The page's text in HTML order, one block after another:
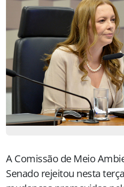
A Comissão de Meio
Senado rejeitou nesta